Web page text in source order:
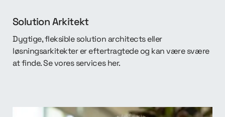
Solution Arkitekt
Dygtige, fleksible solution architects eller
løsningsarkitekter er eftertragtede og kan være svære
at finde. Se vores services her.